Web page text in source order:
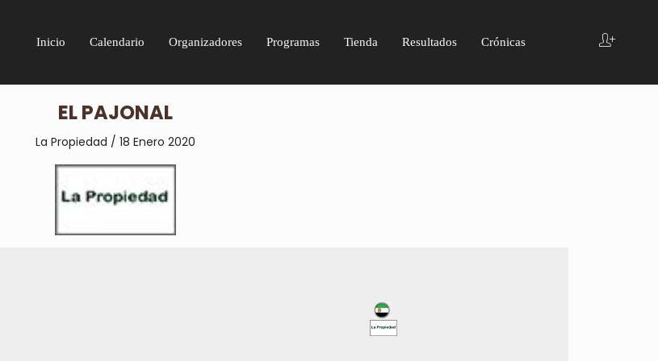
Inicio Calendario Organizadores Programas Tienda Resultados Crónicas
EL PAJONAL
La Propiedad / 18 Enero 2020